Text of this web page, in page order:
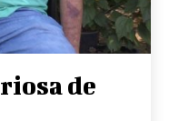
de